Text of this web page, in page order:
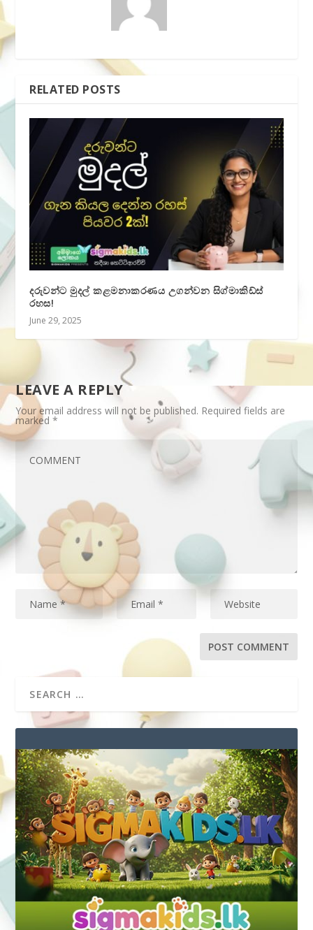
RELATED POSTS
දරුවන්ට මුදල් කළමනාකරණය උගන්වන සිග්මාකිඩ්ස්
රහස!
June 29, 2025
LEAVE A REPLY
Your email address will not be published. Required fields are
marked*